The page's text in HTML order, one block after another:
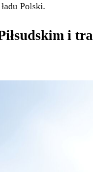
Polski.
i